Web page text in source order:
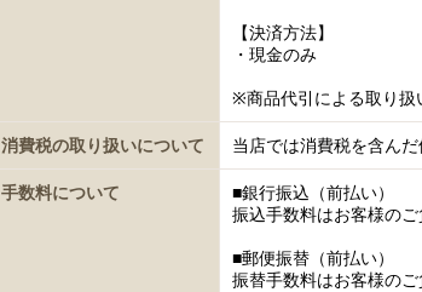
【決済方法】
・現金のみ
※商品代引による取り扱
消費税の取り扱いについて 当店では消費税を含んだ
手数料について
■銀行振込（前払い）
振込手数料はお客様のご
■郵便振替（前払い）
振替手数料はお客様のご